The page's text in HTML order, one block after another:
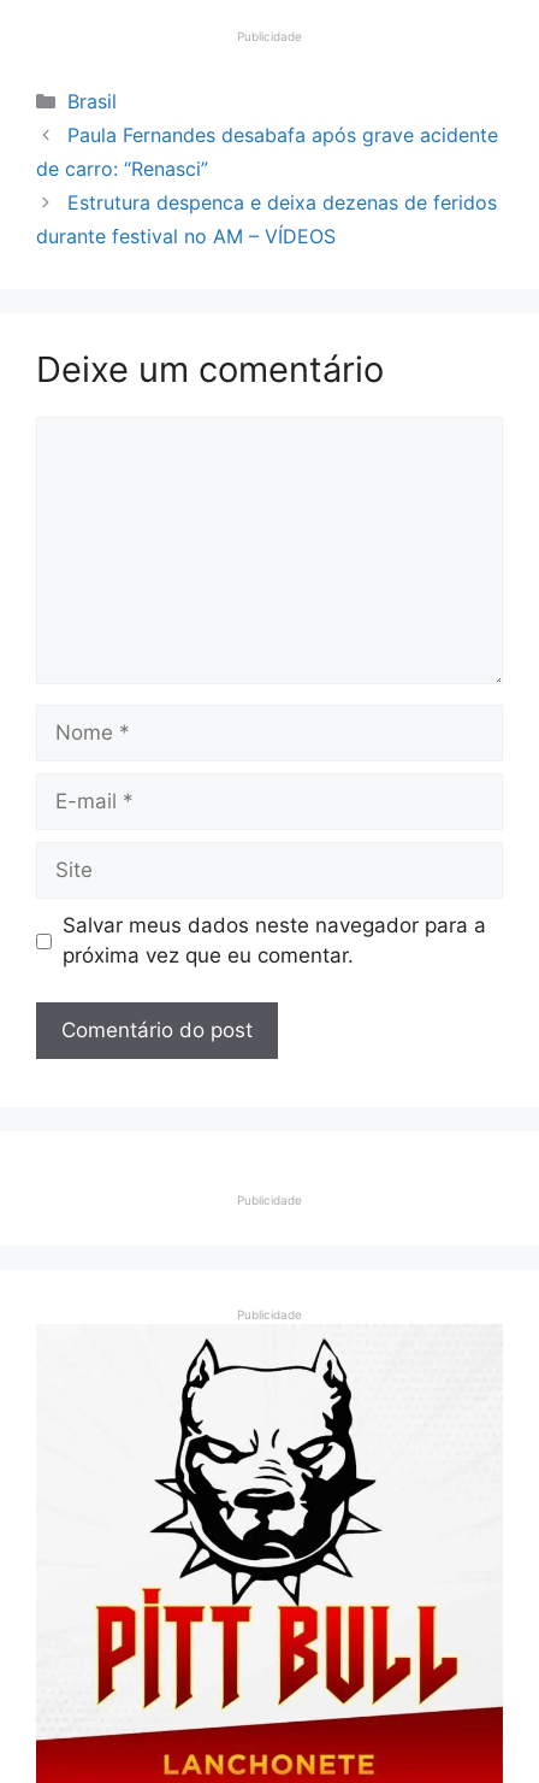
Publicidade
Categorias
Brasil
Paula Fernandes desabafa após grave acidente
de carro: “Renasci”
Estrutura despenca e deixa dezenas de feridos
durante festival no AM – VÍDEOS
Deixe um comentário
Nome
Site
Salvar meus dados neste navegador para a
próxima vez que eu comentar.
Publicidade
Publicidade